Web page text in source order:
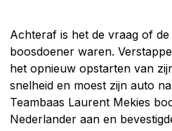
Achteraf is het de vraag of
boosdoener waren.
het opnieuw opstarten van
snelheid en moest zijn auto
Teambaas Laurent Mekies
Nederlander aan en